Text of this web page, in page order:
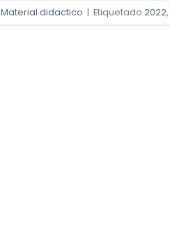
Material didactico | Etiquetado 2022,